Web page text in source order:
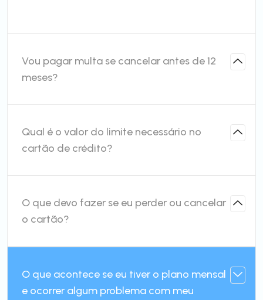
Vou pagar multa se cancelar antes de 12
meses?
Qual é o valor do limite necessário no
cartão de crédito?
O que devo fazer se eu perder ou cancelar
o cartão?
O que acontece se eu tiver o plano mensal
e ocorrer algum problema com meu